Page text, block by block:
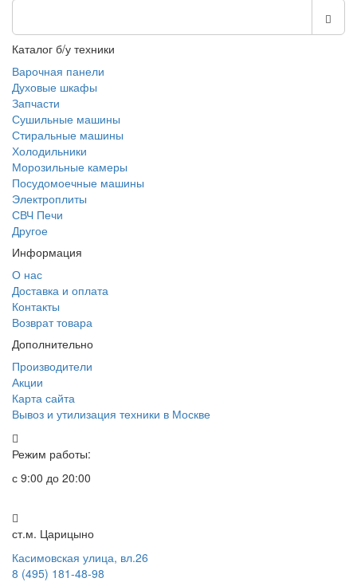
Каталог б/у техники
Варочная панели
Духовые шкафы
Запчасти
Сушильные машины
Стиральные машины
Холодильники
Морозильные камеры
Посудомоечные машины
Электроплиты
СВЧ Печи
Другое
Информация
О нас
Доставка и оплата
Контакты
Возврат товара
Дополнительно
Производители
Акции
Карта сайта
Вывоз и утилизация техники в Москве
Режим работы:
с 9:00 до 20:00
ст.м. Царицыно
Касимовская улица, вл.26
8 (495) 181-48-98